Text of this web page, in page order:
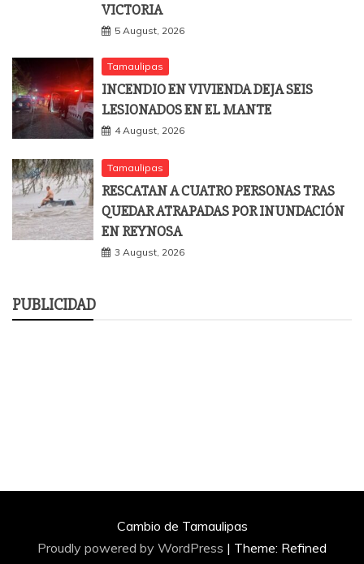
VICTORIA
5 August, 2026
Tamaulipas
INCENDIO EN VIVIENDA DEJA SEIS
LESIONADOS EN EL MANTE
4 August, 2026
Tamaulipas
RESCATAN A CUATRO PERSONAS TRAS
QUEDAR ATRAPADAS POR INUNDACIÓN
EN REYNOSA
3 August, 2026
PUBLICIDAD
Cambio de Tamaulipas
Proudly powered by WordPress | Theme: Refined